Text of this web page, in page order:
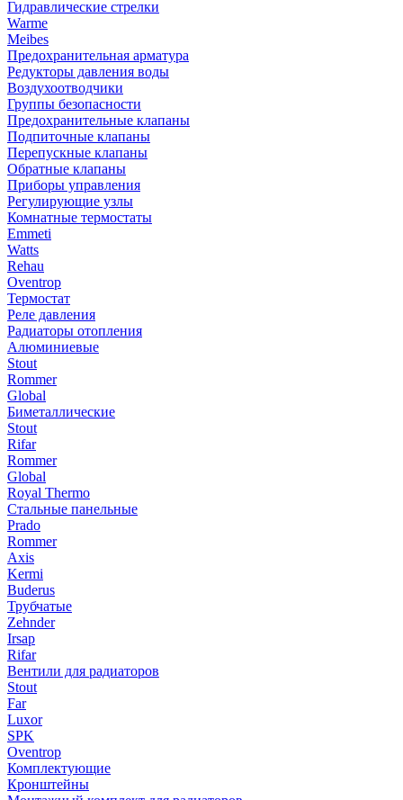
Гидравлические стрелки
Warme
Meibes
Предохранительная арматура
Редукторы давления воды
Воздухоотводчики
Группы безопасности
Предохранительные клапаны
Подпиточные клапаны
Перепускные клапаны
Обратные клапаны
Приборы управления
Регулирующие узлы
Комнатные термостаты
Emmeti
Watts
Rehau
Oventrop
Термостат
Реле давления
Радиаторы отопления
Алюминиевые
Stout
Rommer
Global
Биметаллические
Stout
Rifar
Rommer
Global
Royal Thermo
Стальные панельные
Prado
Rommer
Axis
Kermi
Buderus
Трубчатые
Zehnder
Irsap
Rifar
Вентили для радиаторов
Stout
Far
Luxor
SPK
Oventrop
Комплектующие
Кронштейны